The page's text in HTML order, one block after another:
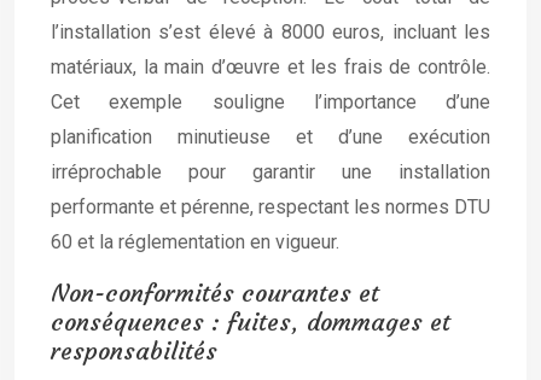
l’installation s’est élevé à 8000 euros, incluant les
matériaux, la main d’œuvre et les frais de contrôle.
Cet exemple souligne l’importance d’une
planification minutieuse et d’une exécution
irréprochable pour garantir une installation
performante et pérenne, respectant les normes DTU
60 et la réglementation en vigueur.
Non-conformités courantes et
conséquences : fuites, dommages et
responsabilités